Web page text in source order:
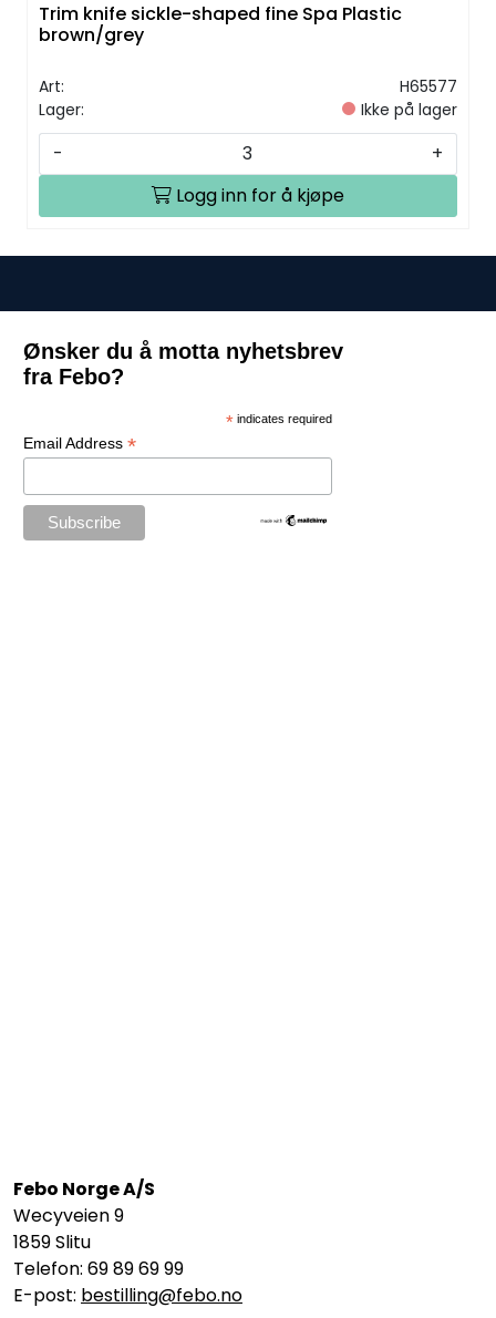
Trim knife sickle-shaped fine Spa Plastic
brown/grey
Art:
H65577
Lager:
Ikke på lager
-
+
Logg inn for å kjøpe
Ønsker du å motta nyhetsbrev
fra Febo?
* indicates required
Email Address *
Febo Norge A/S
Wecyveien 9
1859 Slitu
Telefon: 69 89 69 99
E-post: bestilling@febo.no